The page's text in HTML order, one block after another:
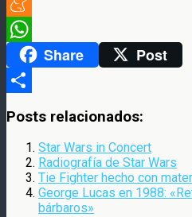
Twitter
Meneame
WhatsAppShare Post
Posts relacionados:
Star Wars in Concert
Radiografía de Star Wars
Tie Fighter hecho con
George Lucas en 1988:
bárbaros»